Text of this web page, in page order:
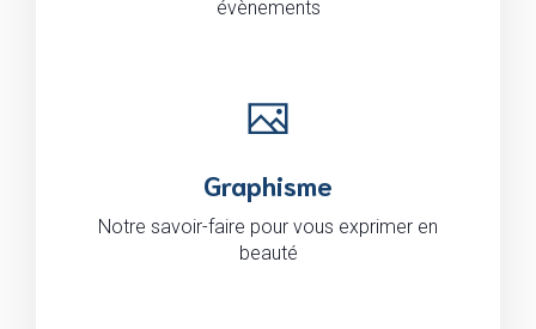
évènements
Graphisme
Notre savoir-faire pour vous exprimer en
beauté